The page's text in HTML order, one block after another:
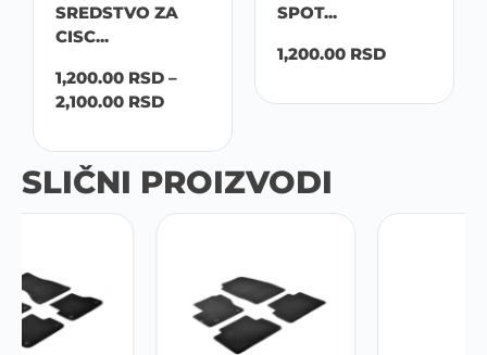
SREDSTVO ZA
CISC...
1,200.00 RSD –
2,100.00 RSD
SPOT...
1,200.00 RSD
SLIČNI PROIZVODI